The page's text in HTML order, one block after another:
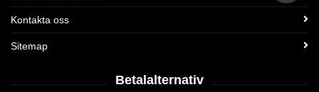
Kontakta oss
Sitemap
Betalalternativ